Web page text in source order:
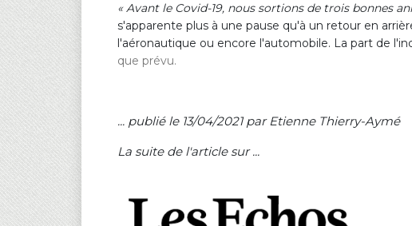
« Avant le Covid-19, nous sortions de trois bonnes
s'apparente plus à une pause qu'à un retour en
l'aéronautique ou encore l'automobile. La part de
que prévu.
... publié le 13/04/2021 par Etienne Thierry-Aymé
La suite de l'article sur ...